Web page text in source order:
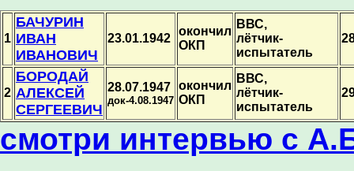
1
БАЧУРИН
ИВАН
ИВАНОВИЧ
23.01.1942
окончил
ОКП
ВВС,
лётчик-
испытатель
2
БОРОДАЙ
АЛЕКСЕЙ
СЕРГЕЕВИЧ
28.07.1947
док-4.08.1947
окончил
ОКП
ВВС,
лётчик-
испытатель
смотри интервью с